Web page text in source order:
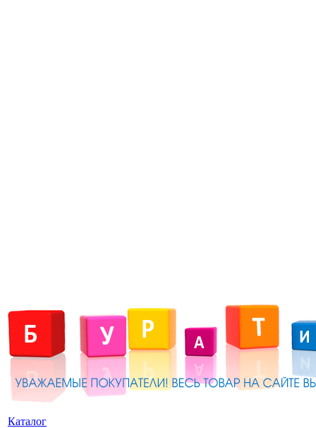
Каталог